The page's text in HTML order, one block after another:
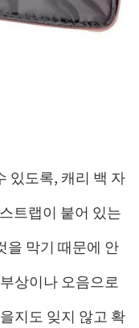
있도록, 캐리 백 자
트랩이 붙어 있는
을 막기 때문에 안
상이나 오음으로
지도 잊지 않고 확